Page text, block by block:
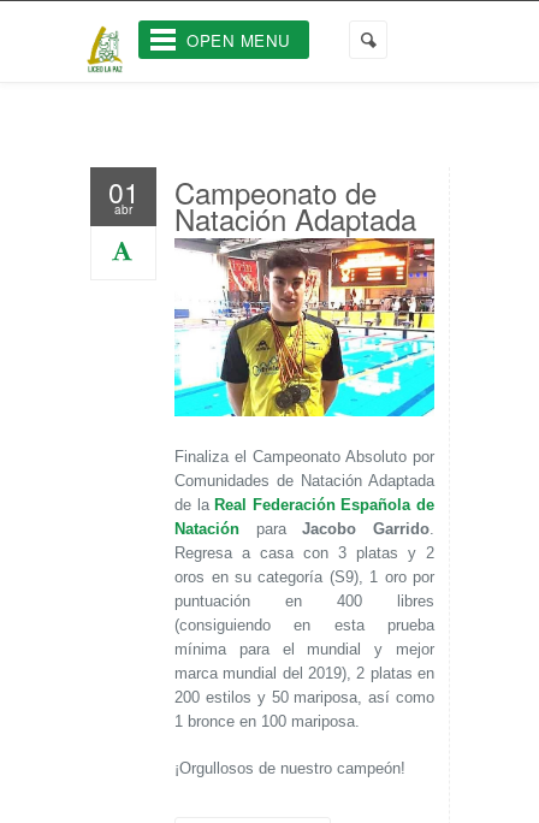
OPEN MENU
01
abr Campeonato de
Natación Adaptada
Finaliza el Campeonato Absoluto por
Comunidades de Natación Adaptada
de laReal Federación Española de
Natación paraJacobo Garrido.
Regresa a casa con 3 platas y 2
oros en su categoría (S9), 1 oro por
puntuación en 400 libres
(consiguiendo en esta prueba
mínima para el mundial y mejor
marca mundial del 2019), 2 platas en
200 estilos y 50 mariposa, así como
1 bronce en 100 mariposa.
¡Orgullosos de nuestro campeón!